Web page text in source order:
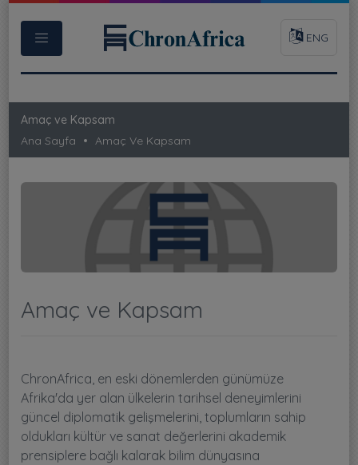
ENG
Amaç ve Kapsam
Ana Sayfa
Amaç Ve Kapsam
Amaç ve Kapsam
ChronAfrica, en eski dönemlerden günümüze
Afrika'da yer alan ülkelerin tarihsel deneyimlerini
güncel diplomatik gelişmelerini, toplumların sahip
oldukları kültür ve sanat değerlerini akademik
prensiplere bağlı kalarak bilim dünyasına